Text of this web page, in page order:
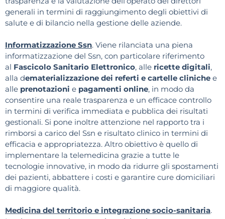
generali in termini di raggiungimento degli obiettivi di
salute e di bilancio nella gestione delle aziende.
Informatizzazione Ssn. Viene rilanciata una piena
informatizzazione del Ssn, con particolare riferimento
al Fascicolo Sanitario Elettronico, alle ricette digitali,
alla dematerializzazione dei referti e cartelle cliniche e
alle prenotazioni e pagamenti online, in modo da
consentire una reale trasparenza e un efficace controllo
in termini di verifica immediata e pubblica dei risultati
gestionali. Si pone inoltre attenzione nel rapporto tra i
rimborsi a carico del Ssn e risultato clinico in termini di
efficacia e appropriatezza. Altro obiettivo è quello di
implementare la telemedicina grazie a tutte le
tecnologie innovative, in modo da ridurre gli spostamenti
dei pazienti, abbattere i costi e garantire cure domiciliari
di maggiore qualità.
Medicina del territorio e integrazione socio-sanitaria.